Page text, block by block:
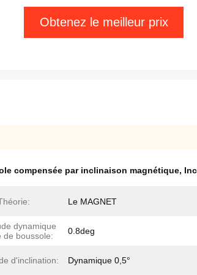
Obtenez le meilleur prix
compensée par inclinaison magnétique,
Le MAGNET
dynamique
de boussole:
0.8deg
d'inclination: Dynamique 0,5°